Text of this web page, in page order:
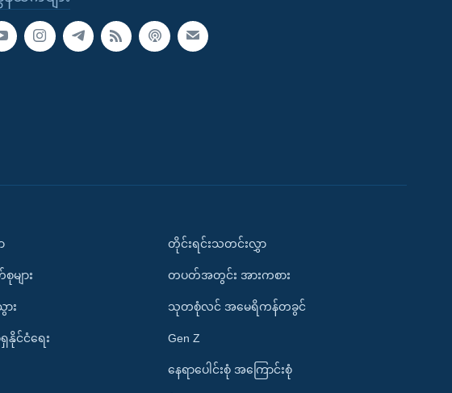
များ
း
င်ငံရေး
တိုင်းရင်းသတင်းလွှာ
တပတ်အတွင်း အားကစား
သုတစုံလင် အမေရိကန်တခွင်
Gen Z
နေရာပေါင်းစုံ အကြောင်းစုံ